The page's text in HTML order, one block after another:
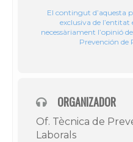
El contingut d’aquesta
exclusiva de
necessàriament l’opinió
Prevención de
ORGANIZADOR
Of. Tècnica de
Laborals